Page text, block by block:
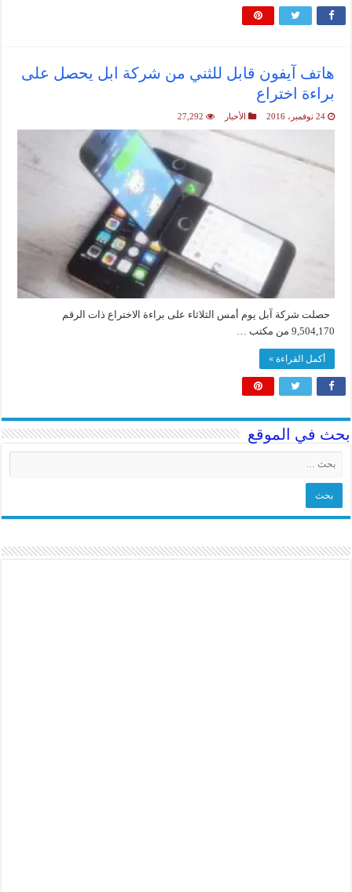
هاتف آيفون قابل للثني من شركة ابل يحصل على
براءة اختراع
24 نوفمبر، 2016 الأخبار 27,292
حصلت شركة آبل يوم أمس الثلاثاء على براءة الاختراع ذات الرقم
9,504,170 من مكتب …
أكمل القراءة »
بحث في الموقع